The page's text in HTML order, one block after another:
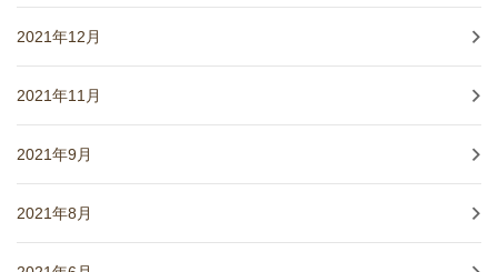
2021年12月
2021年11月
2021年9月
2021年8月